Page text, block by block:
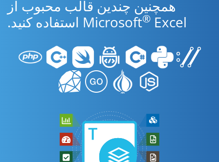
همچنین چندین قالب محبوب از
Microsoft® Excel استفاده کنید.